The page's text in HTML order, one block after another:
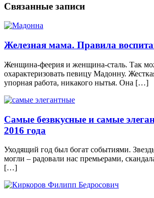
Связанные записи
Железная мама. Правила
Женщина-феерия и женщина-сталь. Так
охарактеризовать певицу Мадонну.
упорная работа, никакого нытья. Она […]
Самые безвкусные и самые
2016 года
Уходящий год был богат событиями.
могли – радовали нас премьерами,
[…]